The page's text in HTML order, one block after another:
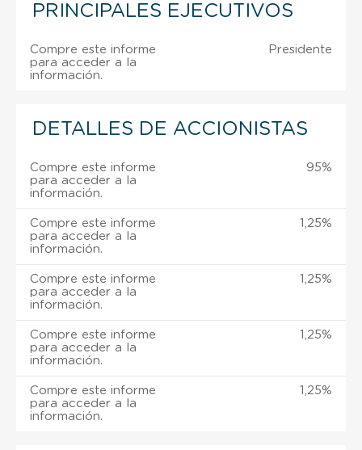
PRINCIPALES EJECUTIVOS
Compre este informe
para acceder a la
información.
Presidente
DETALLES DE ACCIONISTAS
Compre este informe
para acceder a la
información.
95%
Compre este informe
para acceder a la
información.
1,25%
Compre este informe
para acceder a la
información.
1,25%
Compre este informe
para acceder a la
información.
1,25%
Compre este informe
para acceder a la
información.
1,25%